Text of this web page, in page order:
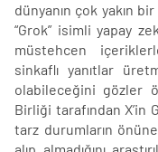
dünyanın çok yakın
“Grok” isimli yapay
müstehcen
sinkaflı yanıtlar
olabileceğini gözler
Birliği tarafından X’in
tarz durumların